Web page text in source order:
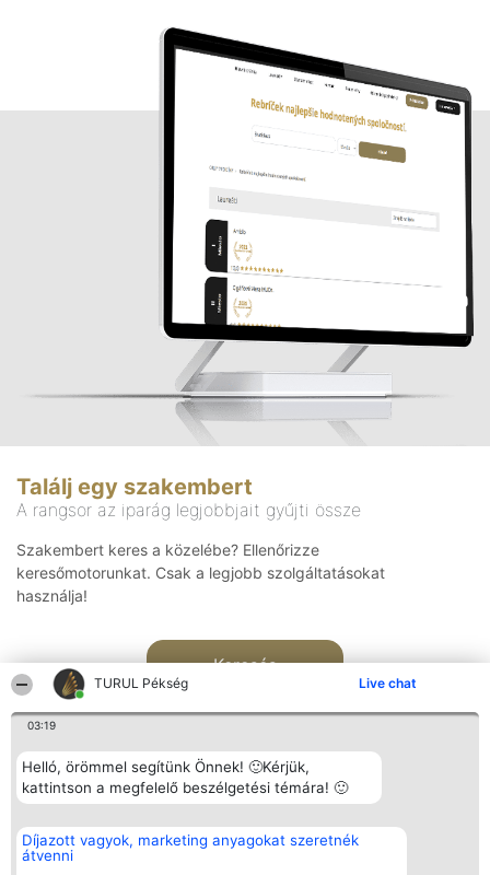
TURUL Pékség Live chat
03:19
Helló, örömmel segítünk Önnek! 🙂Kérjük,
kattintson a megfelelő beszélgetési témára! 🙂
Díjazott vagyok, marketing anyagokat szeretnék
átvenni
Találj egy szakembert
A rangsor az iparág legjobbjait gyűjti össze
Szakembert keres a közelébe? Ellenőrizze
keresőmotorunkat. Csak a legjobb szolgáltatásokat
használja!
Keresés
Rangsorszervező
SC Beautiful Company S.R.L.
Bulevardul Aleea Timișul De
Népszavazás
Nyertesek
Elérhetőség
Elérhetőség